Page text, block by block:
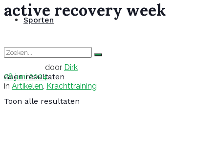
Sporten
Geen resultaten
Toon alle resultaten
active recovery week
door Dirk
28 juni 2024
in Artikelen, Krachttraining